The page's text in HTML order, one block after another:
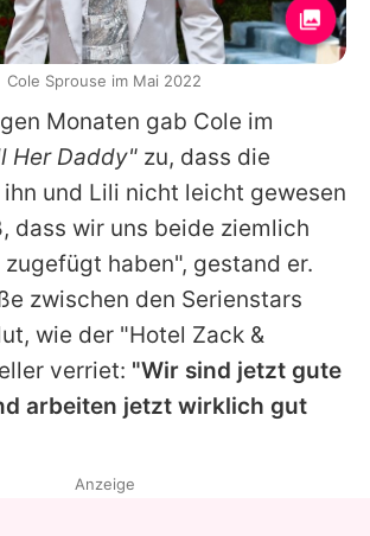
Monaten gab Cole im
Her Daddy" zu, dass die
und Lili nicht leicht gewesen
dass wir uns beide ziemlich
haben", gestand er.
zwischen den Serienstars
wie der "Hotel Zack &
verriet: "Wir sind jetzt gute
arbeiten jetzt wirklich gut
Cole Sprouse im Mai 2022
Anzeige